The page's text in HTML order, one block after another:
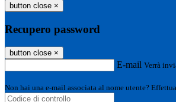
button close ×
Recupero password
button close ×
E-mail Verrà
Non hai una e-mail associata al nome utente?